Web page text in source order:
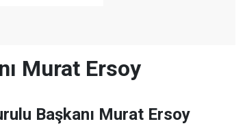
Murat Ersoy
Başkanı Murat Ersoy